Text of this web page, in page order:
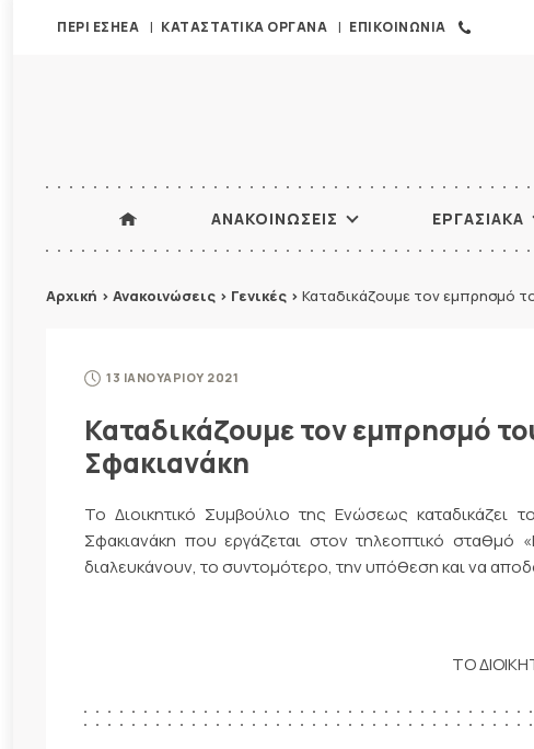
ΠΕΡΙ ΕΣΗΕΑ ΚΑΤΑΣΤΑΤΙΚΑ ΟΡΓΑΝΑ ΕΠΙΚΟΙΝΩΝΙΑ
ΑΝΑΚΟΙΝΩΣΕΙΣ ΕΡΓΑΣΙΑΚΑ
Αρχική > Ανακοινώσεις > Γενικές > Καταδικάζουμε τον εμπρησμό
13 ΙΑΝΟΥΑΡΙΟΥ 2021
Καταδικάζουμε τον εμπρησμό
Σφακιανάκη
Το Διοικητικό Συμβούλιο της Ενώσεως
Σφακιανάκη που εργάζεται στον τηλεοπτικό σταθμό
διαλευκάνουν, το συντομότερο, την υπόθεση και να
ΤΟ